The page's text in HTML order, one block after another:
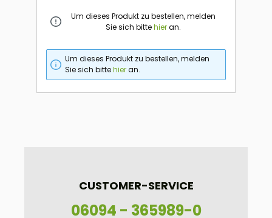
CUSTOMER-SERVICE
06094 - 365989-0
Um dieses Produkt zu bestellen, melden
Sie sich bittehieran.
Um dieses Produkt zu bestellen, melden
Sie sich bittehieran.